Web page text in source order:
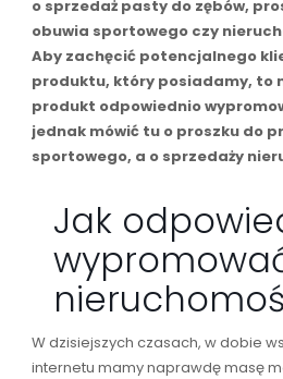
o sprzedaż pasty do zębów,
obuwia sportowego czy
Aby zachęcić potencjalnego
produktu, który posiadamy, to
produkt odpowiednio
jednak mówić tu o proszku do
sportowego, a o sprzedaży
Jak
W dzisiejszych czasach, w dobie
internetu mamy naprawdę masę